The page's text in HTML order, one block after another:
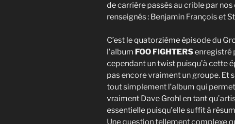
de carrière passés au crible par
renseignés : Benjamin François et
C’est le quatorzième épisode du
l’album FOO FIGHTERSenregistré
cependant un twist puisqu’à cette
pas encore vraiment un groupe. Et
tout simplement l’album qui
vraiment Dave Grohl en tant
essentielle puisqu’elle suffit à
Une question tellement complexe